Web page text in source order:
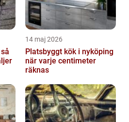
14 maj 2026
Platsbyggt kök i nyköping
när varje centimeter
räknas